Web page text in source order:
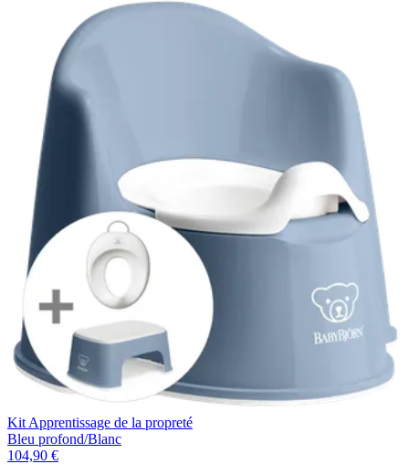
Kit Apprentissage de la propreté
Bleu profond/Blanc
104,90 €